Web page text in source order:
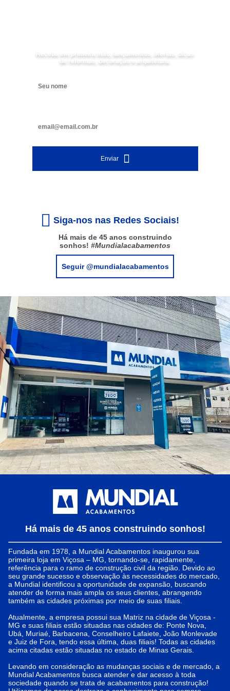
Receba em primeira mão, lançamentos, ofertas, dicas
de reformas, decoração e arquitetura.
Enviar
Siga-nos nas Redes Sociais!
Há mais de 45 anos construindo
sonhos! #Mundialacabamentos
Seguir @mundialacabamentos
Há mais de 45 anos construindo sonhos!
Fundada em 1978, a Mundial Acabamentos inaugurou sua
primeira loja em Viçosa – MG, tornando-se, rapidamente,
referência para o ramo de construção civil da região. Devido ao
seu grande sucesso e observação às necessidades do mercado,
a Mundial identificou a oportunidade de expansão, buscando
atender de forma mais ampla os seus clientes, abrangendo
também as cidades próximas por meio de suas filiais.
Atualmente, a empresa possui sua Matriz na cidade de Viçosa -
MG e suas filiais estão situadas nas cidades de: Ponte Nova,
Ubá, Muriaé, Barbacena, Conselheiro Lafaiete, João Monlevade
e Juiz de Fora, tendo essa última, duas filiais! Todas as cidades
acima citadas estão situadas no estado de Minas Gerais.
Levando em consideração as mudanças sociais e de mercado, a
Mundial Acabamentos busca atender e dar acesso à toda
sociedade quando se trata de acabamentos para construção!